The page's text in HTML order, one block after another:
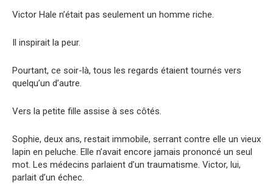
Victor Hale n’était pas seulement un homme riche.
Il inspirait la peur.
Pourtant, ce soir-là, tous les regards étaient tournés vers
quelqu’un d’autre.
Vers la petite fille assise à ses côtés.
Sophie, deux ans, restait immobile, serrant contre elle un vieux
lapin en peluche. Elle n’avait encore jamais prononcé un seul
mot. Les médecins parlaient d’un traumatisme. Victor, lui,
parlait d’un échec.